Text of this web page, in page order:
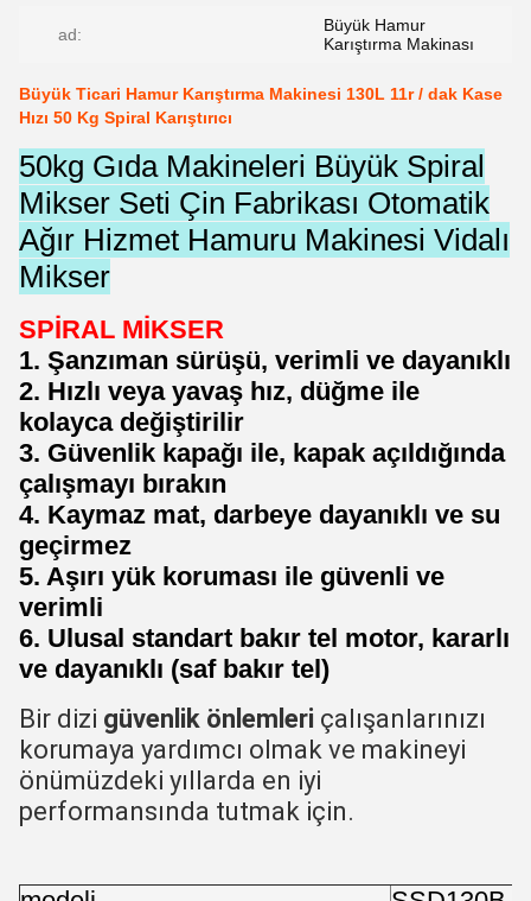
ad:
Büyük Hamur
Karıştırma Makinası
Büyük Ticari Hamur Karıştırma Makinesi 130L 11r / dak Kase
Hızı 50 Kg Spiral Karıştırıcı
50kg Gıda Makineleri Büyük Spiral
Mikser Seti Çin Fabrikası Otomatik
Ağır Hizmet Hamuru Makinesi Vidalı
Mikser
SPİRAL MİKSER
1. Şanzıman sürüşü, verimli ve dayanıklı
2. Hızlı veya yavaş hız, düğme ile
kolayca değiştirilir
3. Güvenlik kapağı ile, kapak açıldığında
çalışmayı bırakın
4. Kaymaz mat, darbeye dayanıklı ve su
geçirmez
5. Aşırı yük koruması ile güvenli ve
verimli
6. Ulusal standart bakır tel motor, kararlı
ve dayanıklı (saf bakır tel)
Bir dizi güvenlik önlemleri çalışanlarınızı
korumaya yardımcı olmak ve makineyi
önümüzdeki yıllarda en iyi
performansında tutmak için.